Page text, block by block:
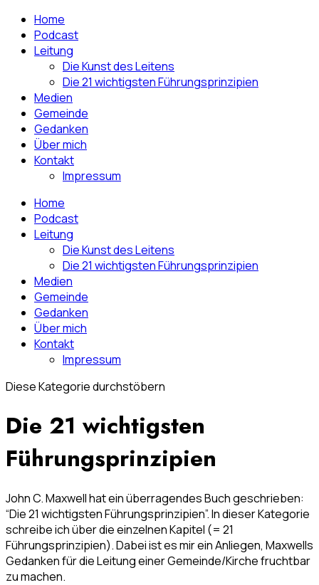
Home
Podcast
Leitung
Die Kunst des Leitens
Die 21 wichtigsten Führungsprinzipien
Medien
Gemeinde
Gedanken
Über mich
Kontakt
Impressum
Home
Podcast
Leitung
Die Kunst des Leitens
Die 21 wichtigsten Führungsprinzipien
Medien
Gemeinde
Gedanken
Über mich
Kontakt
Impressum
Diese Kategorie durchstöbern
Die 21 wichtigsten
Führungsprinzipien
John C. Maxwell hat ein überragendes Buch geschrieben:
“Die 21 wichtigsten Führungsprinzipien”. In dieser Kategorie
schreibe ich über die einzelnen Kapitel (= 21
Führungsprinzipien). Dabei ist es mir ein Anliegen, Maxwells
Gedanken für die Leitung einer Gemeinde/Kirche fruchtbar
zu machen.